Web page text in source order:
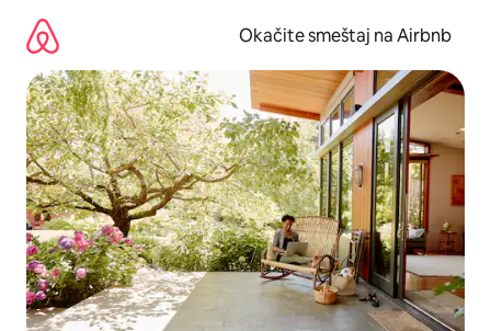
sadržaj
Okačite smeštaj na Airbnb